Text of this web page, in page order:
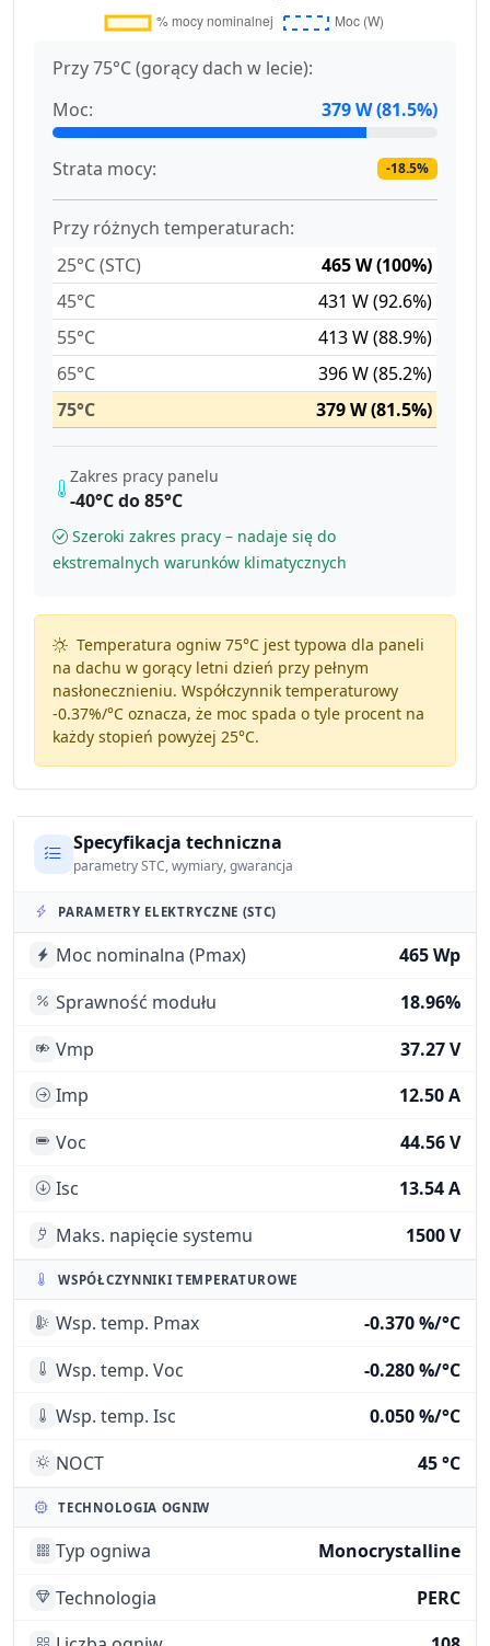
Przy 75°C (gorący dach w lecie):
Moc:
379 W (81.5%)
Strata mocy: -18.5%
Przy różnych temperaturach:
25°C (STC)
465 W (100%)
45°C
431 W (92.6%)
55°C
413 W (88.9%)
65°C
396 W (85.2%)
75°C
379 W (81.5%)
Zakres pracy panelu
-40°C do 85°C
Szeroki zakres pracy – nadaje się do
ekstremalnych warunków klimatycznych
Temperatura ogniw 75°C jest typowa dla paneli
na dachu w gorący letni dzień przy pełnym
nasłonecznieniu. Współczynnik temperaturowy
-0.37%/°Coznacza, że moc spada o tyle procent na
każdy stopień powyżej 25°C.
Specyfikacja techniczna
parametry STC, wymiary, gwarancja
PARAMETRY ELEKTRYCZNE (STC)
Moc nominalna (Pmax)
465 Wp
Sprawność modułu
18.96%
Vmp
37.27 V
Imp
12.50 A
Voc
44.56 V
Isc
13.54 A
Maks. napięcie systemu
1500 V
WSPÓŁCZYNNIKI TEMPERATUROWE
Wsp. temp. Pmax
-0.370 %/°C
Wsp. temp. Voc
-0.280 %/°C
Wsp. temp. Isc
0.050 %/°C
NOCT
45 °C
TECHNOLOGIA OGNIW
Typ ogniwa
Monocrystalline
Technologia
PERC